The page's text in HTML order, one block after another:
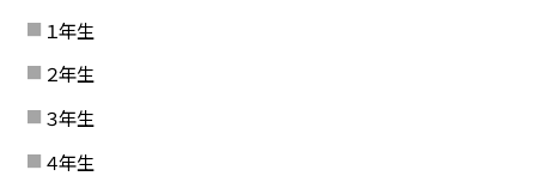
１年生
２年生
３年生
４年生